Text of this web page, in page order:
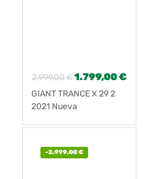
2.999,00€ 1.799,00€
GIANT TRANCE X 29 2
2021 Nueva
-2.999,00€